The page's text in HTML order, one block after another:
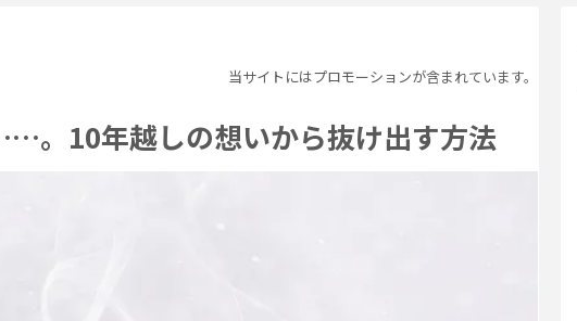
当サイトにはプロモーションが含まれています。
。10年越しの想いから抜け出す方法